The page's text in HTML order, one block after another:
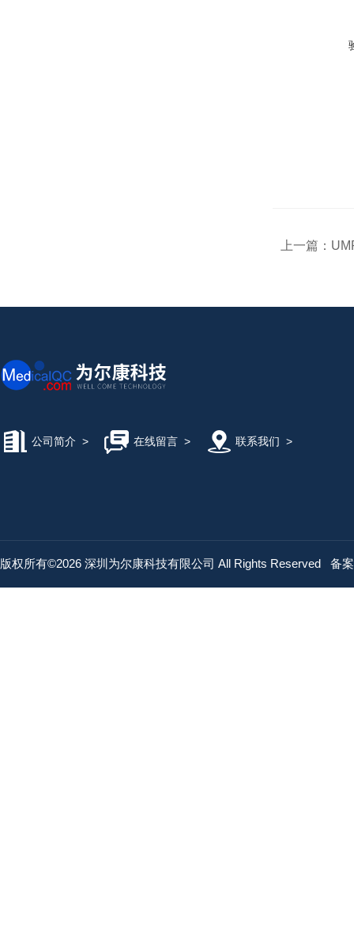
上一篇：
公司简介 > 在线留言> 联系我们 >
版权所有©2026 深圳为尔康科技有限公司 All Rights Reserved 备